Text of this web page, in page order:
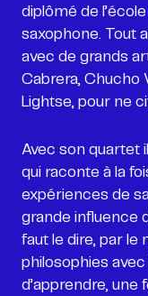
diplômé de
saxophone. Tout
avec de grands
Cabrera, Chucho
Lightse, pour ne
Avec son quartet
qui raconte à la
expériences de
grande influence
faut le dire, par le
philosophies
d’apprendre, une